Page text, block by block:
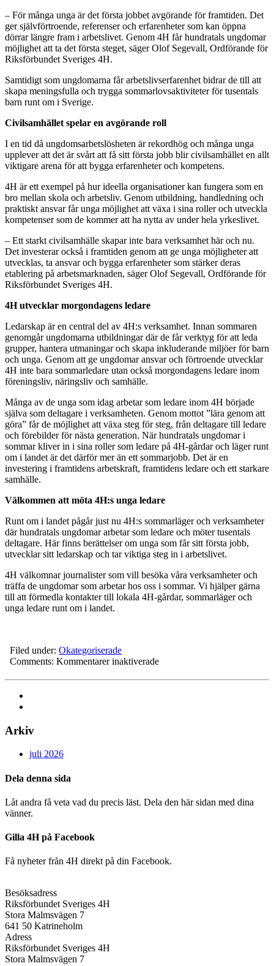
– För många unga är det första jobbet avgörande för framtiden. Det
ger självförtroende, referenser och erfarenheter som kan öppna
dörrar längre fram i arbetslivet. Genom 4H får hundratals ungdomar
möjlighet att ta det första steget, säger Olof Segevall, Ordförande för
Riksförbundet Sveriges 4H.
Samtidigt som ungdomarna får arbetslivserfarenhet bidrar de till att
skapa meningsfulla och trygga sommarlovsaktiviteter för tusentals
barn runt om i Sverige.
Civilsamhället spelar en avgörande roll
I en tid då ungdomsarbetslösheten är rekordhög och många unga
upplever att det är svårt att få sitt första jobb blir civilsamhället en allt
viktigare arena för att bygga erfarenheter och kompetens.
4H är ett exempel på hur ideella organisationer kan fungera som en
bro mellan skola och arbetsliv. Genom utbildning, handledning och
praktiskt ansvar får unga möjlighet att växa i sina roller och utveckla
kompetenser som de kommer att ha nytta av under hela yrkeslivet.
– Ett starkt civilsamhälle skapar inte bara verksamhet här och nu.
Det investerar också i framtiden genom att ge unga möjligheter att
utvecklas, ta ansvar och bygga erfarenheter som stärker deras
etablering på arbetsmarknaden, säger Olof Segevall, Ordförande för
Riksförbundet Sveriges 4H.
4H utvecklar morgondagens ledare
Ledarskap är en central del av 4H:s verksamhet. Innan sommaren
genomgår ungdomarna utbildningar där de får verktyg för att leda
grupper, hantera utmaningar och skapa inkluderande miljöer för barn
och unga. Genom att ge ungdomar ansvar och förtroende utvecklar
4H inte bara sommarledare utan också morgondagens ledare inom
föreningsliv, näringsliv och samhälle.
Många av de unga som idag arbetar som ledare inom 4H började
själva som deltagare i verksamheten. Genom mottot ”lära genom att
göra” får de möjlighet att växa steg för steg, från deltagare till ledare
och förebilder för nästa generation. När hundratals ungdomar i
sommar kliver in i sina roller som ledare på 4H-gårdar och läger runt
om i landet är det därför mer än ett sommarjobb. Det är en
investering i framtidens arbetskraft, framtidens ledare och ett starkare
samhälle.
Välkommen att möta 4H:s unga ledare
Runt om i landet pågår just nu 4H:s sommarläger och verksamheter
där hundratals ungdomar arbetar som ledare och möter tusentals
deltagare. Här finns berättelser om unga som får sitt första jobb,
utvecklar sitt ledarskap och tar viktiga steg in i arbetslivet.
4H välkomnar journalister som vill besöka våra verksamheter och
träffa de ungdomar som arbetar hos oss i sommar. Vi hjälper gärna
till att förmedla kontakter till lokala 4H-gårdar, sommarläger och
unga ledare runt om i landet.
Filed under: Okategoriserade
Comments: Kommentarer inaktiveradeför
ger
Arkiv
juli 2026
Dela denna sida
Låt andra få veta vad du precis läst. Dela den här sidan med dina
vänner.
Gilla 4H på Facebook
Få nyheter från 4H direkt på din Facebook.
Besöksadress
Riksförbundet Sveriges 4H
Stora Malmsvägen 7
641 50 Katrineholm
Adress
Riksförbundet Sveriges 4H
Stora Malmsvägen 7